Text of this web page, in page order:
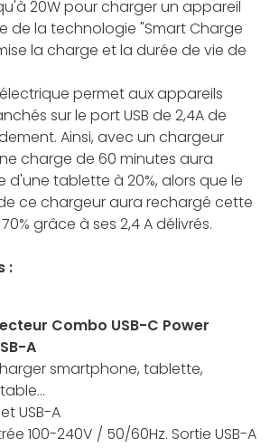
20W pour charger un appareil
de la technologie "Smart Charge
la charge et la durée de vie de
permet aux appareils
sur le port USB de 2,4A de
Ainsi, avec un chargeur
charge de 60 minutes aura
tablette à 20%, alors que le
ce chargeur aura rechargé cette
grâce à ses 2,4 A délivrés.
:
Combo USB-C Power
A
smartphone, tablette,
USB-A
100-240V / 50/60Hz. Sortie USB-A